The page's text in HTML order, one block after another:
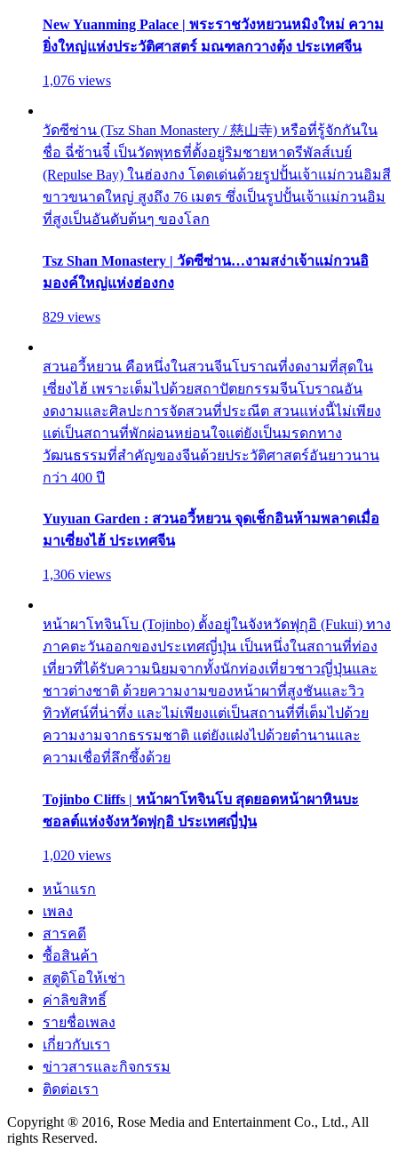
New Yuanming Palace | พระราชวังหยวนหมิงใหม่ ความ
ยิ่งใหญ่แห่งประวัติศาสตร์ มณฑลกวางตุ้ง ประเทศจีน
1,076 views
วัดซีซ่าน (Tsz Shan Monastery / 慈山寺) หรือที่รู้จักกันใน
ชื่อ ฉี่ซ้านจี๋ เป็นวัดพุทธที่ตั้งอยู่ริมชายหาดรีพัลส์เบย์
(Repulse Bay) ในฮ่องกง โดดเด่นด้วยรูปปั้นเจ้าแม่กวนอิมสี
ขาวขนาดใหญ่ สูงถึง 76 เมตร ซึ่งเป็นรูปปั้นเจ้าแม่กวนอิม
ที่สูงเป็นอันดับต้นๆ ของโลก
Tsz Shan Monastery | วัดซีซ่าน…งามสง่าเจ้าแม่กวนอิ
มองค์ใหญ่แห่งฮ่องกง
829 views
สวนอวี้หยวน คือหนึ่งในสวนจีนโบราณที่งดงามที่สุดใน
เซี่ยงไฮ้ เพราะเต็มไปด้วยสถาปัตยกรรมจีนโบราณอัน
งดงามและศิลปะการจัดสวนที่ประณีต สวนแห่งนี้ไม่เพียง
แต่เป็นสถานที่พักผ่อนหย่อนใจแต่ยังเป็นมรดกทาง
วัฒนธรรมที่สำคัญของจีนด้วยประวัติศาสตร์อันยาวนาน
กว่า 400 ปี
Yuyuan Garden : สวนอวี้หยวน จุดเช็กอินห้ามพลาดเมื่อ
มาเซี่ยงไฮ้ ประเทศจีน
1,306 views
หน้าผาโทจินโบ (Tojinbo) ตั้งอยู่ในจังหวัดฟุกุอิ (Fukui) ทาง
ภาคตะวันออกของประเทศญี่ปุ่น เป็นหนึ่งในสถานที่ท่อง
เที่ยวที่ได้รับความนิยมจากทั้งนักท่องเที่ยวชาวญี่ปุ่นและ
ชาวต่างชาติ ด้วยความงามของหน้าผาที่สูงชันและวิว
ทิวทัศน์ที่น่าทึ่ง และไม่เพียงแต่เป็นสถานที่ที่เต็มไปด้วย
ความงามจากธรรมชาติ แต่ยังแฝงไปด้วยตำนานและ
ความเชื่อที่ลึกซึ้งด้วย
Tojinbo Cliffs | หน้าผาโทจินโบ สุดยอดหน้าผาหินบะ
ซอลต์แห่งจังหวัดฟุกุอิ ประเทศญี่ปุ่น
1,020 views
หน้าแรก
เพลง
สารคดี
ซื้อสินค้า
สตูดิโอให้เช่า
ค่าลิขสิทธิ์
รายชื่อเพลง
เกี่ยวกับเรา
ข่าวสารและกิจกรรม
ติดต่อเรา
Copyright ® 2016, Rose Media and Entertainment Co., Ltd., All
rights Reserved.